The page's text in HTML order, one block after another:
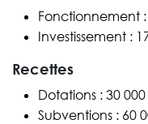
Fonctionnement :
Investissement :
Recettes
Dotations : 30 000
Subventions : 60